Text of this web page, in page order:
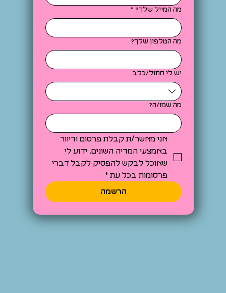
מה המייל שלך? *
מה הטלפון שלך?
יש לי חתול/כלב
מה שמו/ה?
אני מאשר/ת קבלת פרסום ודיוור
באמצעי המדיה השונים. ידוע לי
שאוכל לבקש להפסיק לקבל דברי
פרסומות בכל עת *
הרשמה